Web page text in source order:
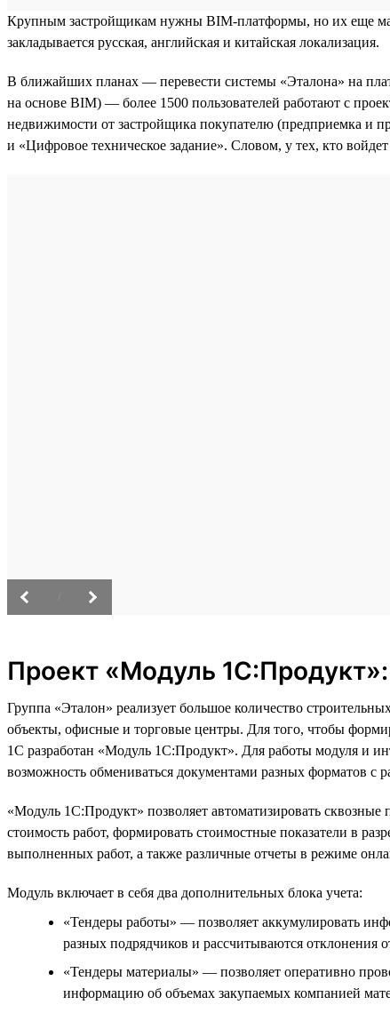
Крупным застройщикам нужны BIM-платформы, но их еще
закладывается русская, английская и китайская локализация.
В ближайших планах — перевести системы «Эталона» на
на основе BIM) — более 1500 пользователей работают с
недвижимости от застройщика покупателю (предприемка и
и «Цифровое техническое задание». Словом, у тех, кто
Проект «Модуль
Группа «Эталон» реализует большое количество
объекты, офисные и торговые центры. Для того, чтобы
1С разработан «Модуль 1С:Продукт». Для работы модуля и
возможность обмениваться документами разных форматов с
«Модуль 1С:Продукт» позволяет автоматизировать
стоимость работ, формировать стоимостные показатели в
выполненных работ, а также различные отчеты в режиме
Модуль включает в себя два дополнительных блока учета:
«Тендеры работы» — позволяет аккумулировать
разных подрядчиков и рассчитываются отклонения
«Тендеры материалы» — позволяет оперативно
информацию об объемах закупаемых компанией